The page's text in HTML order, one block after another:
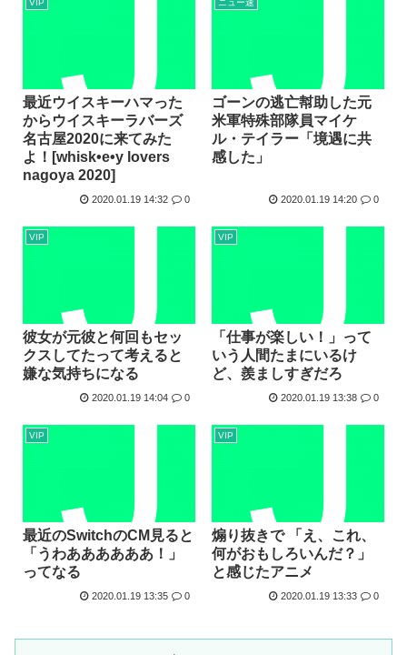
VIP
最近ウイスキーハマった
からウイスキーラバーズ
名古屋2020に来てみた
よ！[whisk•e•y lovers
nagoya 2020]
2020.01.19 14:32 0
ニュー速
ゴーンの逃亡幇助した元
米軍特殊部隊員マイケ
ル・テイラー「境遇に共
感した」
2020.01.19 14:20 0
VIP
彼女が元彼と何回もセッ
クスしてたって考えると
嫌な気持ちになる
2020.01.19 14:04 0
VIP
「仕事が楽しい！」って
いう人間たまにいるけ
ど、羨ましすぎだろ
2020.01.19 13:38 0
VIP
最近のSwitchのCM見ると
「うわああああああ！」
ってなる
2020.01.19 13:35 0
VIP
煽り抜きで 「え、これ、
何がおもしろいんだ？」
と感じたアニメ
2020.01.19 13:33 0